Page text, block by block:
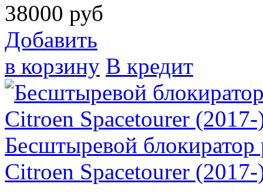
38000 руб
Добавить
в корзину В кредит
Бесштыревой блокиратор
Citroen Spacetourer